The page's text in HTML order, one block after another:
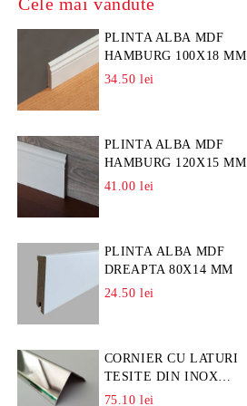
PLINTA ALBA MDF
HAMBURG 100X18 MM
34.50 lei
PLINTA ALBA MDF
HAMBURG 120X15 MM
41.00 lei
PLINTA ALBA MDF
DREAPTA 80X14 MM
24.50 lei
CORNIER CU LATURI
TESITE DIN INOX
L=A=25MM
75.10 lei